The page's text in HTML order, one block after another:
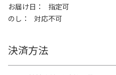
お届け日
指定可
のし
対応不可
決済方法